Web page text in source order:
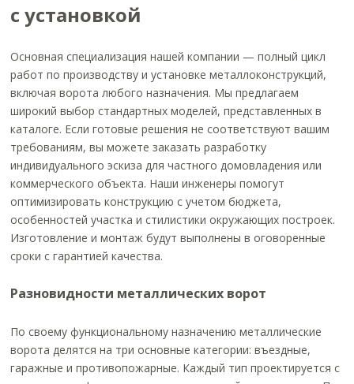
с установкой
Основная специализация нашей компании — полный цикл
работ по производству и установке металлоконструкций,
включая ворота любого назначения. Мы предлагаем
широкий выбор стандартных моделей, представленных в
каталоге. Если готовые решения не соответствуют вашим
требованиям, вы можете заказать разработку
индивидуального эскиза для частного домовладения или
коммерческого объекта. Наши инженеры помогут
оптимизировать конструкцию с учетом бюджета,
особенностей участка и стилистики окружающих построек.
Изготовление и монтаж будут выполнены в оговоренные
сроки с гарантией качества.
Разновидности металлических ворот
По своему функциональному назначению металлические
ворота делятся на три основные категории: въездные,
гаражные и противопожарные. Каждый тип проектируется с